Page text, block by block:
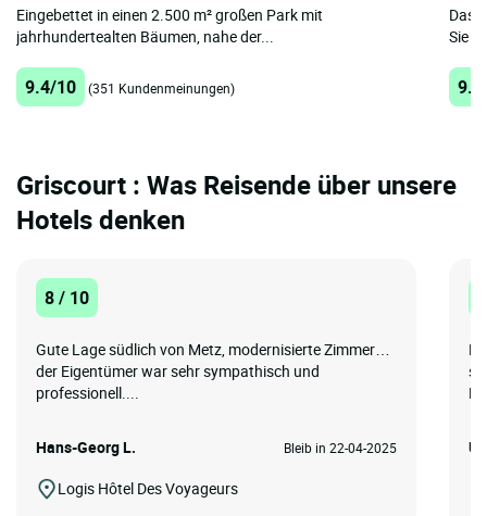
Eingebettet in einen 2.500 m² großen Park mit
jahrhundertealten Bäumen, nahe der...
9.4/10 (351 Kundenmeinungen)
Das
Sie
Griscourt : Was Reisende über unsere
Hotels denken
8 / 10
Gute Lage südlich von Metz, modernisierte Zimmer…
der Eigentümer war sehr sympathisch und
professionell....
Hans-Georg L. Bleib in 22-04-2025
Logis Hôtel Des Voyageurs